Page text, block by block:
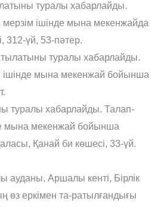
туралы хабарлайды.
ішінде мына мекенжайда
312-үй, 53-пəтер.
туралы хабарлайды.
ішінде мына мекенжай бойынша
туралы хабарлайды. Талап-
мына мекенжай бойынша
Қанай би көшесі, 33-үй.
Аршалы кенті, Бірлік
еркімен та-ратылғандығы